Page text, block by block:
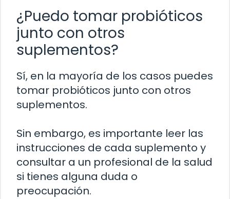
¿Puedo tomar probióticos
junto con otros
suplementos?
Sí, en la mayoría de los casos puedes
tomar probióticos junto con otros
suplementos.
Sin embargo, es importante leer las
instrucciones de cada suplemento y
consultar a un profesional de la salud
si tienes alguna duda o
preocupación.